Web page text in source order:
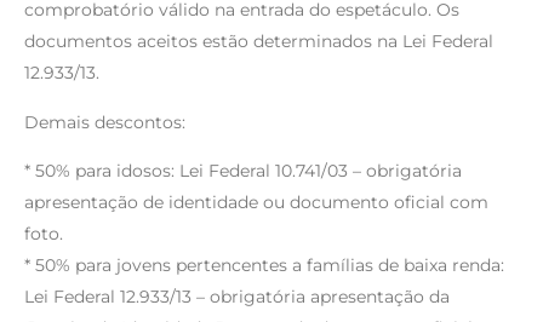
comprobatório válido na entrada do espetáculo. Os
documentos aceitos estão determinados na Lei Federal
12.933/13.
Demais descontos:
* 50% para idosos: Lei Federal 10.741/03 – obrigatória
apresentação de identidade ou documento oficial com
foto.
* 50% para jovens pertencentes a famílias de baixa renda:
Lei Federal 12.933/13 – obrigatória apresentação da